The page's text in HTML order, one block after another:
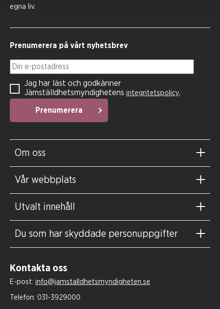
egna liv.
Prenumerera på vårt nyhetsbrev
Din e-postadress
Prenumerera
Jag har läst och godkänner
Jämställdhetsmyndighetens integritetspolicy.
Om oss
Vår webbplats
Utvalt innehåll
Du som har skyddade personuppgifter
Kontakta oss
E-post: info@jamstalldhetsmyndigheten.se
Telefon: 031-3929000